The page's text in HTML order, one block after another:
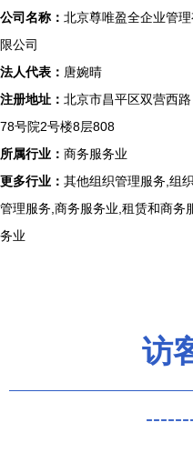
公司名称： 北京尊唯盈全企业管
限公司
法人代表： 唐婉晴
注册地址： 北京市昌平区双营西路
78号院2号楼8层808
所属行业： 商务服务业
更多行业： 其他组织管理服务,组织
管理服务,商务服务业,租赁和商务
务业
访